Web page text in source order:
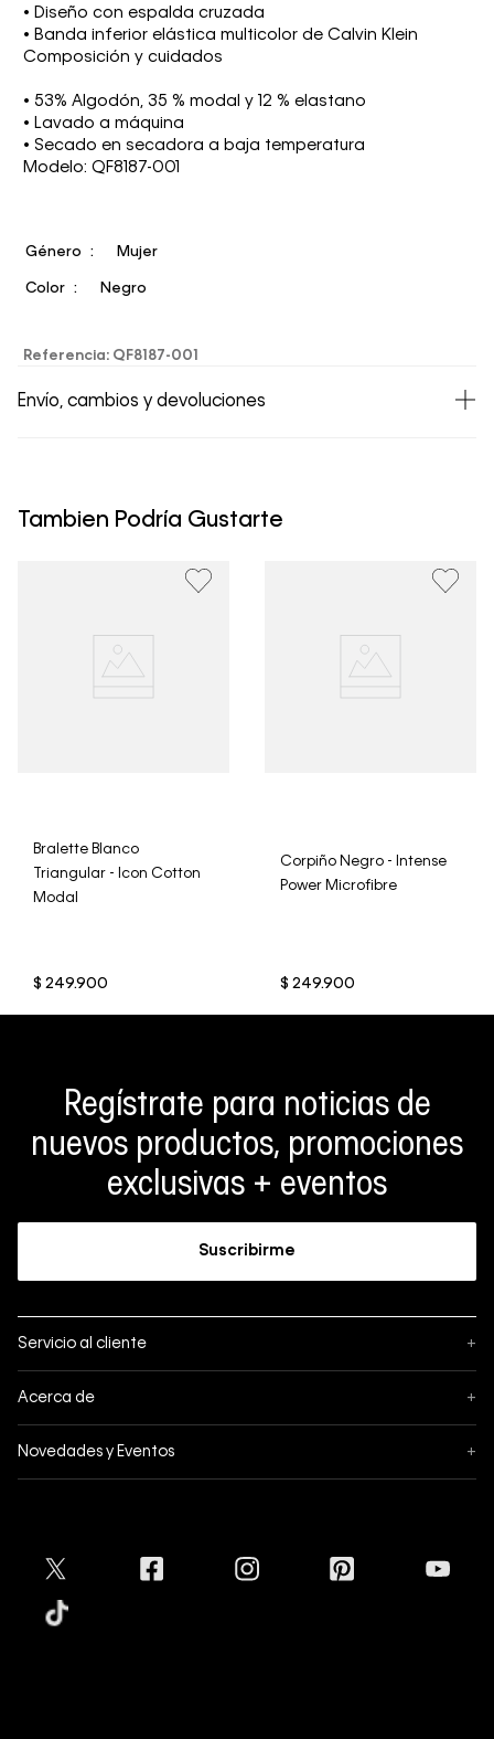
• Diseño con espalda cruzada
• Banda inferior elástica multicolor de Calvin Klein
Composición y cuidados
• 53% Algodón, 35 % modal y 12 % elastano
• Lavado a máquina
• Secado en secadora a baja temperatura
Modelo: QF8187-001
Género Mujer
Color Negro
Referencia: QF8187-001
Envío, cambios y devoluciones
un período de 30 días calendario tras la recepción.
clientes, no aceptamos devoluciones en ropa interior y
Tambien Podría Gustarte
Bralette Blanco
Triangular - Icon Cotton
Modal
$ 249.900
Corpiño Negro - Intense
Power Microfibre
$ 249.900
Regístrate para noticias de
nuevos productos, promociones
exclusivas + eventos
Suscribirme
Servicio al cliente +
Mis pedidos
Formas de pago
Envíos
Tiendas
Acerca de +
Política de privacidad
Novedades y Eventos +
Cyber Lunes
Mapa del sitio